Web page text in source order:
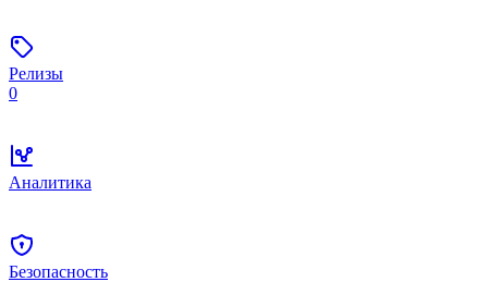
Релизы
0
Аналитика
Безопасность